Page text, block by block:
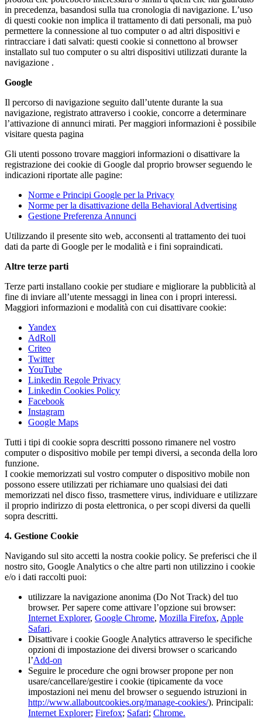
in precedenza, basandosi sulla tua cronologia di navigazione. L’uso
di questi cookie non implica il trattamento di dati personali, ma può
permettere la connessione al tuo computer o ad altri dispositivi e
rintracciare i dati salvati: questi cookie si connettono al browser
installato sul tuo computer o su altri dispositivi utilizzati durante la
navigazione .
Google
Il percorso di navigazione seguito dall’utente durante la sua
navigazione, registrato attraverso i cookie, concorre a determinare
l’attivazione di annunci mirati. Per maggiori informazioni è possibile
visitare questa pagina
Gli utenti possono trovare maggiori informazioni o disattivare la
registrazione dei cookie di Google dal proprio browser seguendo le
indicazioni riportate alle pagine:
Norme e Principi Google per la Privacy
Norme per la disattivazione della Behavioral Advertising
Gestione Preferenza Annunci
Utilizzando il presente sito web, acconsenti al trattamento dei tuoi
dati da parte di Google per le modalità e i fini sopraindicati.
Altre terze parti
Terze parti installano cookie per studiare e migliorare la pubblicità al
fine di inviare all’utente messaggi in linea con i propri interessi.
Maggiori informazioni e modalità con cui disattivare cookie:
Yandex
AdRoll
Criteo
Twitter
YouTube
Linkedin Regole Privacy
Linkedin Cookies Policy
Facebook
Instagram
Google Maps
Tutti i tipi di cookie sopra descritti possono rimanere nel vostro
computer o dispositivo mobile per tempi diversi, a seconda della loro
funzione.
I cookie memorizzati sul vostro computer o dispositivo mobile non
possono essere utilizzati per richiamare uno qualsiasi dei dati
memorizzati nel disco fisso, trasmettere virus, individuare e utilizzare
il proprio indirizzo di posta elettronica, o per scopi diversi da quelli
sopra descritti.
4. Gestione Cookie
Navigando sul sito accetti la nostra cookie policy. Se preferisci che il
nostro sito, Google Analytics o che altre parti non utilizzino i cookie
e/o i dati raccolti puoi:
utilizzare la navigazione anonima (Do Not Track) del tuo
browser. Per sapere come attivare l’opzione sui browser:
Internet Explorer, Google Chrome, Mozilla Firefox, Apple
Safari.
Disattivare i cookie Google Analytics attraverso le specifiche
opzioni di impostazione dei diversi browser o scaricando
l’Add-on
Seguire le procedure che ogni browser propone per non
usare/cancellare/gestire i cookie (tipicamente da voce
impostazioni nei menu del browser o seguendo istruzioni in
http://www.allaboutcookies.org/manage-cookies/). Principali:
Internet Explorer; Firefox; Safari; Chrome.